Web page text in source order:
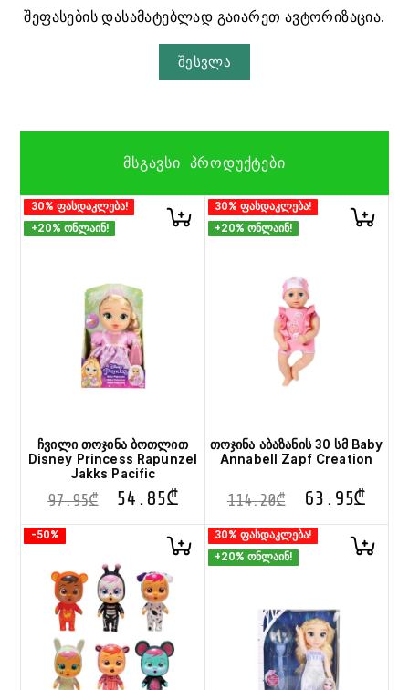
შეფასების დასამატებლად გაიარეთ ავტორიზაცია.
შესვლა
ᲛᲡᲒᲐᲕᲡᲘ ᲞᲠᲝᲓᲣᲥᲢᲔᲑᲘ
30% ფასდაკლება!
+20% ონლაინ!
ჩვილი თოჯინა ბოთლით
Disney Princess Rapunzel
Jakks Pacific
97.95₾ 54.85₾
30% ფასდაკლება!
+20% ონლაინ!
თოჯინა აბაზანის 30 სმ Baby
Annabell Zapf Creation
114.20₾ 63.95₾
-50%
30% ფასდაკლება!
+20% ონლაინ!